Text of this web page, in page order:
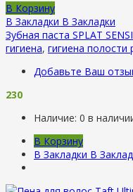
В Корзину
В Закладки В Закладки
Зубная паста SPLAT
гигиена, гигиена полости
Добавьте Ваш
230
Наличие: 0 в
В Корзину
В Закладки В